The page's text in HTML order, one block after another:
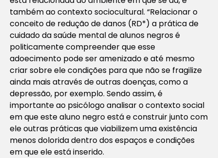
também ao contexto sociocultural. “Relacionar o
conceito de redução de danos (RD*) a prática de
cuidado da saúde mental de alunos negros é
politicamente compreender que esse
adoecimento pode ser amenizado e até mesmo
criar sobre ele condições para que não se fragilize
ainda mais através de outras doenças, como a
depressão, por exemplo. Sendo assim, é
importante ao psicólogo analisar o contexto social
em que este aluno negro está e construir junto com
ele outras práticas que viabilizem uma existência
menos dolorida dentro dos espaços e condições
em que ele está inserido.